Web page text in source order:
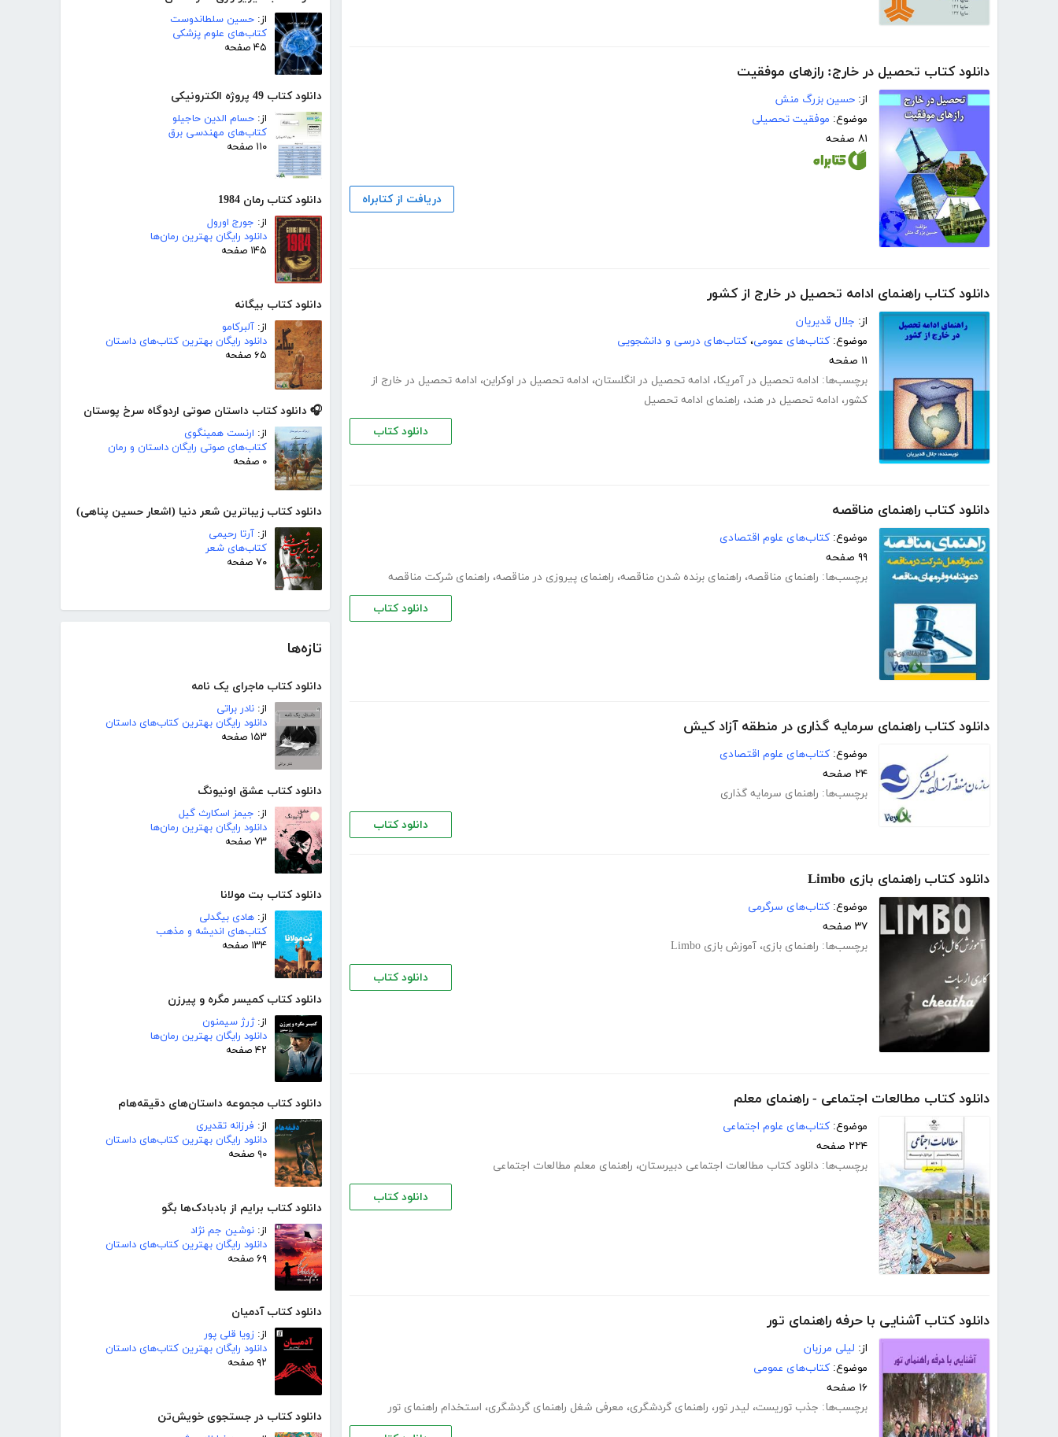
از: حسین سلطاندوست
کتاب‌های علوم پزشکی
۴۵ صفحه
دانلود کتاب 49 پروژه الکترونیکی
از: حسام الدین حاجیلو
کتاب‌های مهندسی برق
۱۱۰ صفحه
دانلود کتاب رمان 1984
از: جورج اورول
دانلود رایگان بهترین رمان‌ها
۱۴۵ صفحه
دانلود کتاب بیگانه
از: آلبرکامو
دانلود رایگان بهترین کتاب‌های داستان
۶۵ صفحه
🎧 دانلود کتاب داستان صوتی اردوگاه سرخ پوستان
از: ارنست همینگوی
کتاب‌های صوتی رایگان داستان و رمان
۰ صفحه
دانلود کتاب زیباترین شعر دنیا (اشعار حسین پناهی)
از: آرتا رحیمی
کتاب‌های شعر
۷۰ صفحه
تازه‌ها
دانلود کتاب ماجرای یک نامه
از: نادر براتی
دانلود رایگان بهترین کتاب‌های داستان
۱۵۳ صفحه
دانلود کتاب عشق اونیونگ
از: جیمز اسکارث گیل
دانلود رایگان بهترین رمان‌ها
۷۳ صفحه
دانلود کتاب بت مولانا
از: هادی بیگدلی
کتاب‌های اندیشه و مذهب
۱۳۴ صفحه
دانلود کتاب کمیسر مگره و پیرزن
از:ژرژ سیمنون
دانلود رایگان بهترین رمان‌ها
۴۲ صفحه
دانلود کتاب مجموعه داستان‌های دقیقه‌هام
از: فرزانه تقدیری
دانلود رایگان بهترین کتاب‌های داستان
۹۰ صفحه
دانلود کتاب برایم از بادبادک‌ها بگو
از: نوشین جم نژاد
دانلود رایگان بهترین کتاب‌های داستان
۶۹ صفحه
دانلود کتاب آدمیان
از: زویا قلی پور
دانلود رایگان بهترین کتاب‌های داستان
۹۲ صفحه
دانلود کتاب در جستجوی خویش‌تن
دانلود کتاب تحصیل در خارج: رازهای موفقیت
از: حسین بزرگ منش
موضوع: موفقیت تحصیلی
۸۱ صفحه
دریافت از کتابراه
دانلود کتاب راهنمای ادامه تحصیل در خارج از کشور
از: جلال قدیریان
موضوع: کتاب‌های عمومی، کتاب‌های درسی و دانشجویی
۱۱ صفحه
برچسب‌ها: ادامه تحصیل در آمریکا، ادامه تحصیل در انگلستان، ادامه تحصیل در اوکراین، ادامه تحصیل در خارج از
کشور، ادامه تحصیل در هند، راهنمای ادامه تحصیل
دانلود کتاب
دانلود کتاب راهنمای مناقصه
موضوع: کتاب‌های علوم اقتصادی
۹۹ صفحه
برچسب‌ها: راهنمای مناقصه، راهنمای برنده شدن مناقصه، راهنمای پیروزی در مناقصه، راهنمای شرکت مناقصه
دانلود کتاب
دانلود کتاب راهنمای سرمایه گذاری در منطقه آزاد کیش
موضوع: کتاب‌های علوم اقتصادی
۲۴ صفحه
برچسب‌ها: راهنمای سرمایه گذاری
دانلود کتاب
دانلود کتاب راهنمای بازی Limbo
موضوع: کتاب‌های سرگرمی
۳۷ صفحه
برچسب‌ها: راهنمای بازی، آموزش بازی Limbo
دانلود کتاب
دانلود کتاب مطالعات اجتماعی - راهنمای معلم
موضوع: کتاب‌های علوم اجتماعی
۲۲۴ صفحه
برچسب‌ها: دانلود کتاب مطالعات اجتماعی دبیرستان، راهنمای معلم مطالعات اجتماعی
دانلود کتاب
دانلود کتاب آشنایی با حرفه راهنمای تور
از: لیلی مرزبان
موضوع: کتاب‌های عمومی
۱۶ صفحه
برچسب‌ها: جذب توریست، لیدر تور، راهنمای گردشگری، معرفی شغل راهنمای گردشگری، استخدام راهنمای تور